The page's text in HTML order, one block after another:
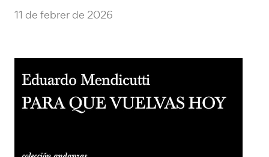
11 de febrer de 2026